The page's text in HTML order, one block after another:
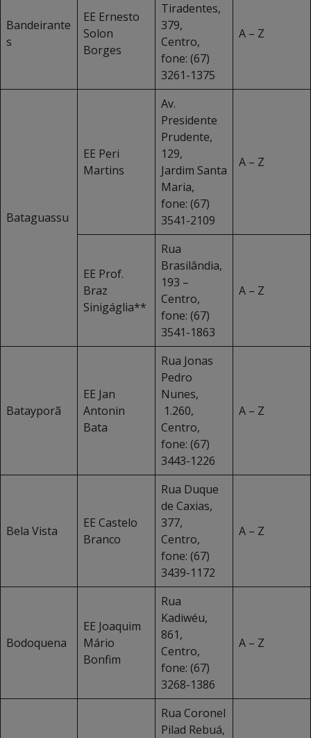
Bandeirante
s
EE Ernesto
Solon
Borges
Tiradentes,
379,
Centro,
fone: (67)
3261-1375
A – Z
Bataguassu
EE Peri
Martins
Av.
Presidente
Prudente,
129,
Jardim Santa
Maria,
fone: (67)
3541-2109
A – Z
EE Prof.
Braz
Sinigáglia**
Rua
Brasilândia,
193 –
Centro,
fone: (67)
3541-1863
A – Z
Batayporã
EE Jan
Antonin
Bata
Rua Jonas
Pedro
Nunes,
1.260,
Centro,
fone: (67)
3443-1226
A – Z
Bela Vista
EE Castelo
Branco
Rua Duque
de Caxias,
377,
Centro,
fone: (67)
3439-1172
A – Z
Bodoquena
EE Joaquim
Mário
Bonfim
Rua
Kadiwéu,
861,
Centro,
fone: (67)
3268-1386
A – Z
Rua Coronel
Pilad Rebuá,